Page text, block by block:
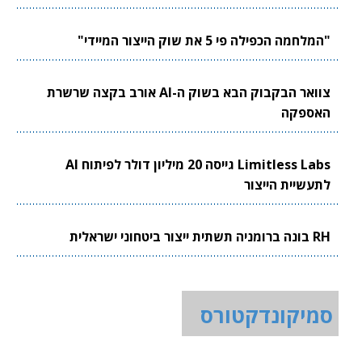
"המלחמה הכפילה פי 5 את שוק הייצור המיידי"
צוואר הבקבוק הבא בשוק ה-AI אורב בקצה שרשרת
האספקה
Limitless Labs גייסה 20 מיליון דולר לפיתוח AI
לתעשיית הייצור
RH בונה ברומניה תשתית ייצור ביטחוני ישראלית
סמיקונדקטורס